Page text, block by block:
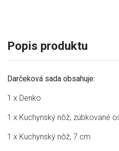
Popis produktu
Darčeková sada obsahuje:
1 x Denko
1 x Kuchynský nôž, zúbkované
1 x Kuchynský nôž, 7 cm